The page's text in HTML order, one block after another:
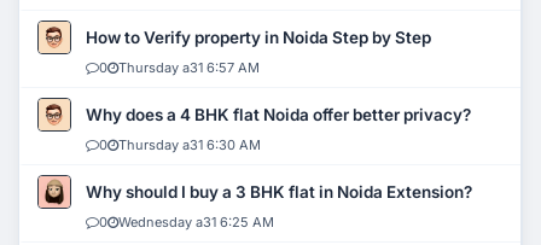
How to Verify property in Noida Step by Step
0 Thursday a31 6:57 AM
Why does a 4 BHK flat Noida offer better privacy?
0 Thursday a31 6:30 AM
Why should I buy a 3 BHK flat in Noida Extension?
0 Wednesday a31 6:25 AM